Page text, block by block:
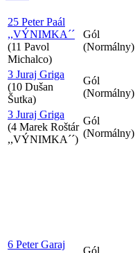
25 Peter Paál
,,VÝNIMKA´´
(11 Pavol
Michalco)
Gól
(Normálny)
3 Juraj Griga
(10 Dušan
Šutka)
Gól
(Normálny)
3 Juraj Griga
(4 Marek Roštár
,,VÝNIMKA´´)
Gól
(Normálny)
6 Peter Garaj